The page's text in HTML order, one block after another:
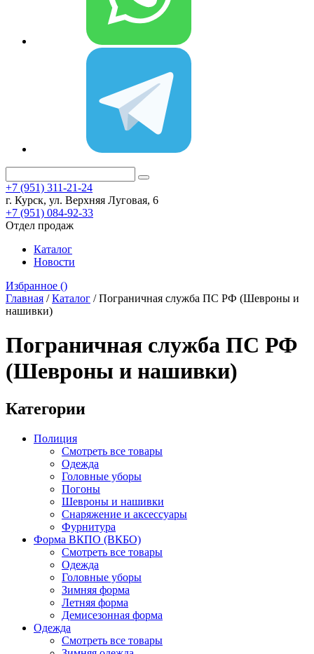
+7 (951) 311-21-24
г. Курск, ул. Верхняя Луговая, 6
+7 (951) 084-92-33
Отдел продаж
Каталог
Новости
Избранное ()
Главная /Каталог /Пограничная служба ПС РФ (Шевроны и
нашивки)
Пограничная служба ПС РФ
(Шевроны и нашивки)
Категории
Полиция
Смотреть все товары
Одежда
Головные уборы
Погоны
Шевроны и нашивки
Снаряжение и аксессуары
Фурнитура
Форма ВКПО (ВКБО)
Смотреть все товары
Одежда
Головные уборы
Зимняя форма
Летняя форма
Демисезонная форма
Одежда
Смотреть все товары